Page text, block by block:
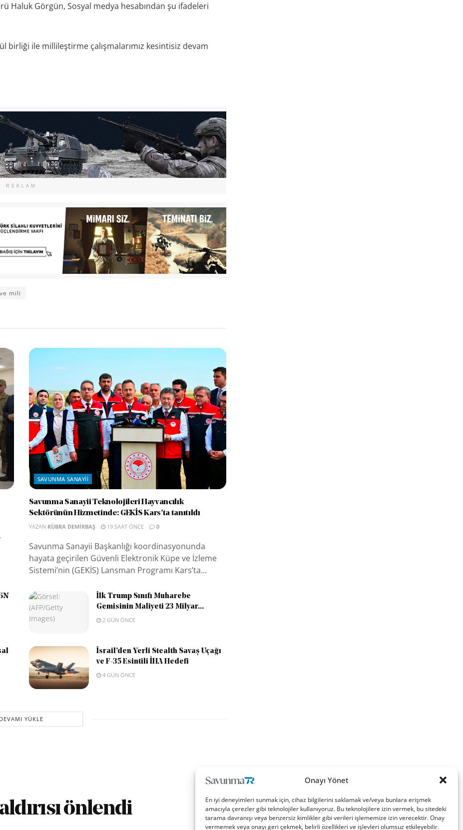
Onayı Yönet
En iyi deneyimleri sunmak için, cihaz bilgilerini saklamak ve/veya bunlara erişmek
amacıyla çerezler gibi teknolojiler kullanıyoruz. Bu teknolojilere izin vermek, bu sitedeki
tarama davranışı veya benzersiz kimlikler gibi verileri işlememize izin verecektir. Onay
vermemek veya onayı geri çekmek, belirli özellikleri ve işlevleri olumsuz etkileyebilir.
Haluk Görgün, Sosyal medya hesabından şu ifadeleri
ile millileştirme çalışmalarımız kesintisiz devam
REKLAM
mili
SAVUNMA SANAYII
Savunma Sanayii Teknolojileri Hayvancılık
Sektörünün Hizmetinde: GEKİS Kars’ta tanıtıldı
YAZAN KÜBRA DEMIRBAŞ 19 SAAT ÖNCE 0
Savunma Sanayii Başkanlığı koordinasyonunda
hayata geçirilen Güvenli Elektronik Küpe ve İzleme
Sistemi’nin (GEKİS) Lansman Programı Kars’ta...
İlk Trump Sınıfı Muharebe
Gemisinin Maliyeti 23 Milyar...
2 GÜN ÖNCE
İsrail’den Yerli Stealth Savaş Uçağı
ve F-35 Esintili İHA Hedefi
4 GÜN ÖNCE
DEVAMI YÜKLE
önlendi